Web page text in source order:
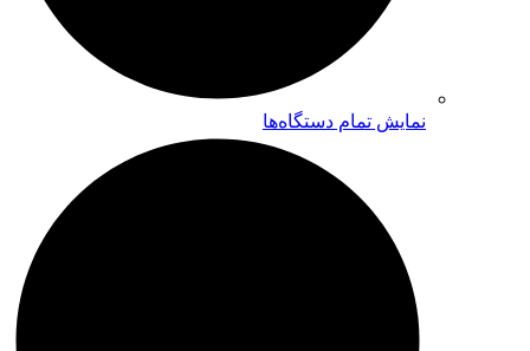
نمایش تمام دستگاه‌ها